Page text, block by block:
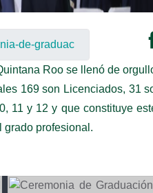
Roo se llenó de
169 son Licenciados, 31
11 y 12 y que constituye
grado profesional.